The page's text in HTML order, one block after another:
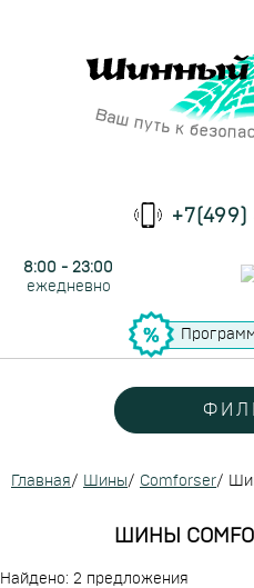
8:00 - 23:00
ежедневно
Главная/ Шины/ Comforser/
ШИНЫ
Найдено: 2 предложения